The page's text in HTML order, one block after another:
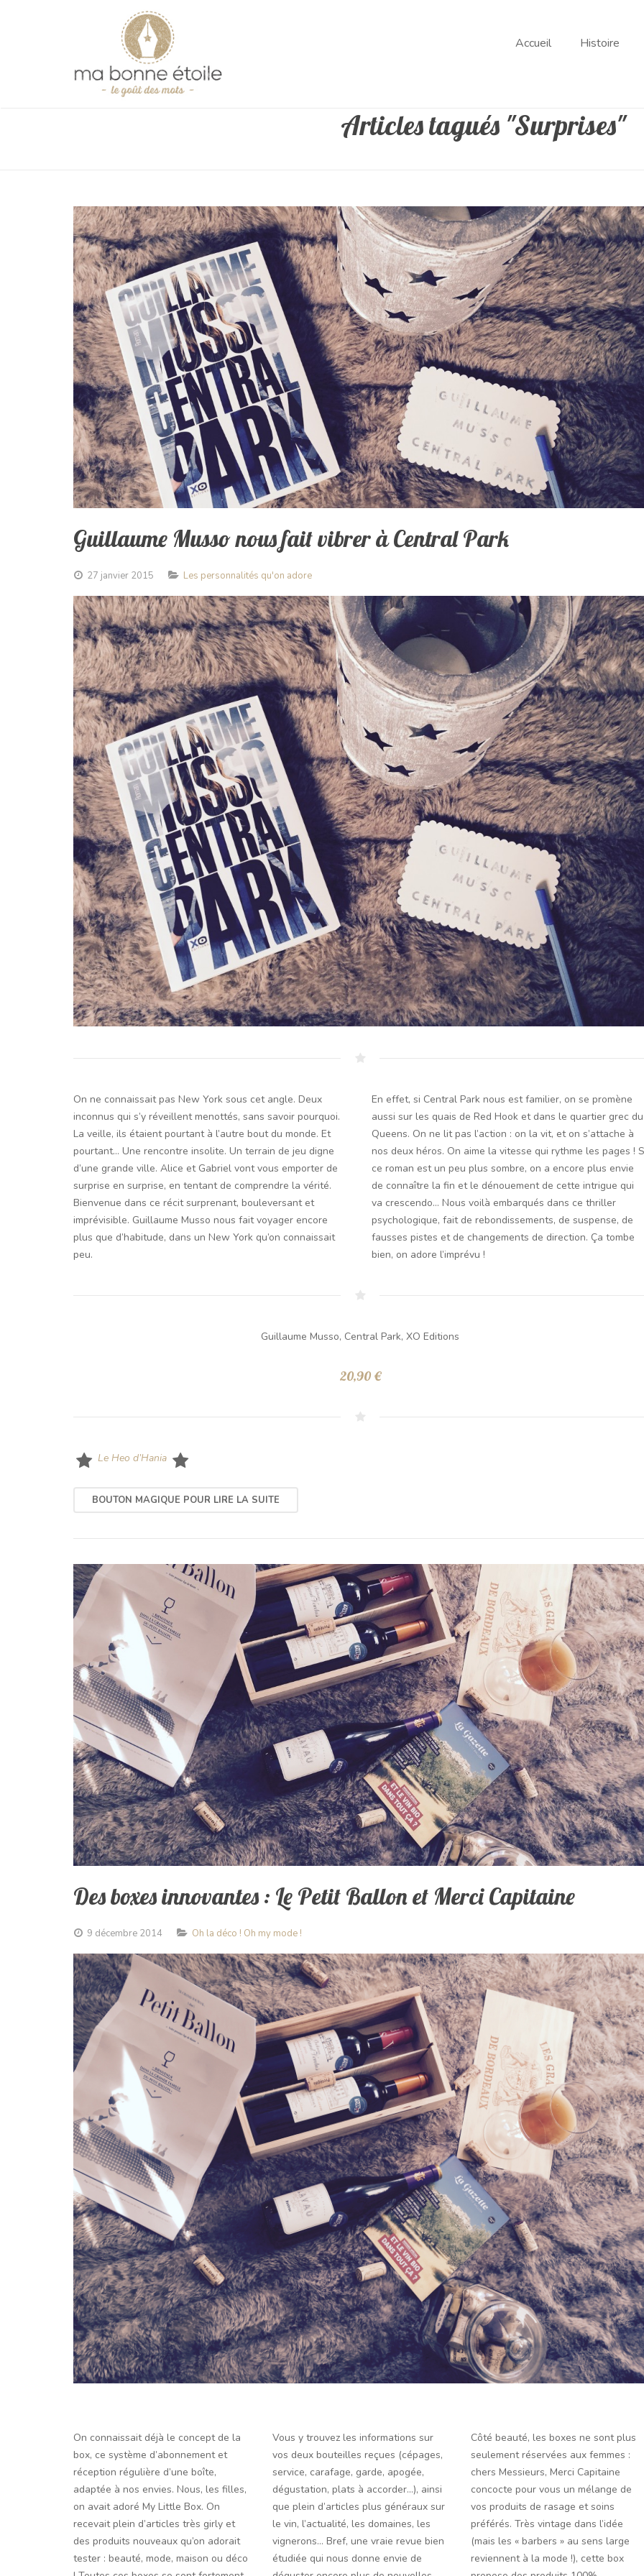
Accueil Histoire
Articles tagués "Surprises"
Guillaume Musso nous fait vibrer à Central Park
27 janvier 2015 Les personnalités qu'on adore
On ne connaissait pas New York sous cet angle. Deux
inconnus qui s’y réveillent menottés, sans savoir pourquoi.
La veille, ils étaient pourtant à l’autre bout du monde. Et
pourtant… Une rencontre insolite. Un terrain de jeu digne
d’une grande ville. Alice et Gabriel vont vous emporter de
surprise en surprise, en tentant de comprendre la vérité.
Bienvenue dans ce récit surprenant, bouleversant et
imprévisible. Guillaume Musso nous fait voyager encore
plus que d’habitude, dans un New York qu’on connaissait
peu.
En effet, si Central Park nous est familier, on se promène
aussi sur les quais de Red Hook et dans le quartier grec du
Queens. On ne lit pas l’action : on la vit, et on s’attache à
nos deux héros. On aime la vitesse qui rythme les pages !
ce roman est un peu plus sombre, on a encore plus envie
de connaître la fin et le dénouement de cette intrigue qui
va crescendo… Nous voilà embarqués dans ce thriller
psychologique, fait de rebondissements, de suspense, de
fausses pistes et de changements de direction. Ça tombe
bien, on adore l’imprévu !
Guillaume Musso, Central Park, XO Editions
20,90 €
Le Heo d’Hania
BOUTON MAGIQUE POUR LIRE LA SUITE
Des boxes innovantes : Le Petit Ballon et Merci Capitaine
9 décembre 2014 Oh la déco ! Oh my mode !
On connaissait déjà le concept de la
box, ce système d’abonnement et
réception régulière d’une boîte,
adaptée à nos envies. Nous, les filles,
on avait adoré My Little Box. On
recevait plein d’articles très girly et
des produits nouveaux qu’on adorait
tester : beauté, mode, maison ou déco
Vous y trouvez les informations sur
vos deux bouteilles reçues (cépages,
service, carafage, garde, apogée,
dégustation, plats à accorder…), ainsi
que plein d’articles plus généraux sur
le vin, l’actualité, les domaines, les
vignerons… Bref, une vraie revue bien
étudiée qui nous donne envie de
Côté beauté, les boxes ne sont plus
seulement réservées aux femmes :
chers Messieurs, Merci Capitaine
concocte pour vous un mélange de
vos produits de rasage et soins
préférés. Très vintage dans l’idée
(mais les « barbers » au sens large
reviennent à la mode !), cette box